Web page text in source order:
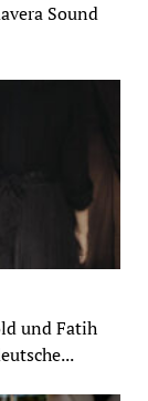
Sound
und Fatih